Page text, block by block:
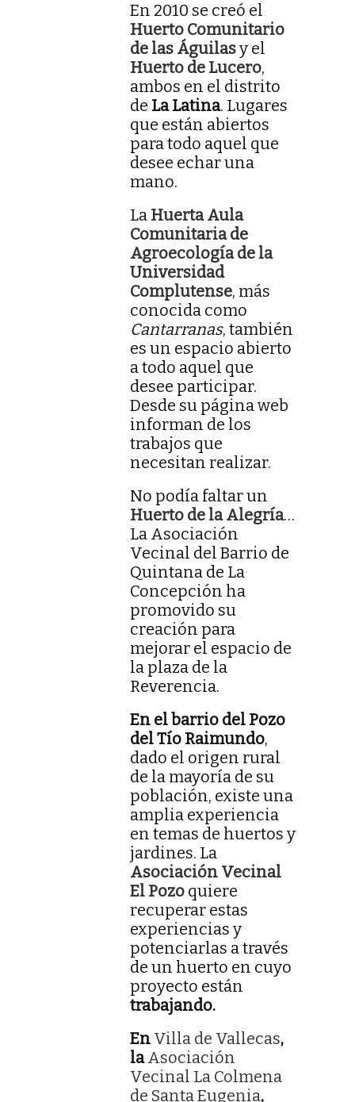
En 2010 se creó el
Huerto Comunitario
de las Águilasy el
Huerto de Lucero,
ambos en el distrito
de La Latina. Lugares
que están abiertos
para todo aquel que
desee echar una
mano.
La Huerta Aula
Comunitaria de
Agroecología de la
Universidad
Complutense, más
conocida como
Cantarranas, también
es un espacio abierto
a todo aquel que
desee participar.
Desde su página web
informan de los
trabajos que
necesitan realizar.
No podía faltar un
Huerto de la Alegría…
La Asociación
Vecinal del Barrio de
Quintana de La
Concepción ha
promovido su
creación para
mejorar el espacio de
la plaza de la
Reverencia.
En el barrio del Pozo
del Tío Raimundo,
dado el origen rural
de la mayoría de su
población, existe una
amplia experiencia
en temas de huertos y
jardines. La
Asociación Vecinal
El Pozo quiere
recuperar estas
experiencias y
potenciarlas a través
de un huerto en cuyo
proyecto están
trabajando.
En Villa de Vallecas,
laAsociación
Vecinal La Colmena
de Santa Eugenia,